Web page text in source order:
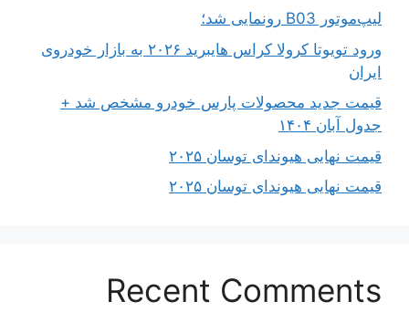
لیپ‌موتور B03 رونمایی شد؛
ورود تویوتا کرولا کراس هایبرید ۲۰۲۶ به بازار خودروی
ایران
قیمت جدید محصولات پارس خودرو مشخص شد +
جدول آبان ۱۴۰۴
قیمت نهایی هیوندای توسان ۲۰۲۵
قیمت نهایی هیوندای توسان ۲۰۲۵
Recent Comments